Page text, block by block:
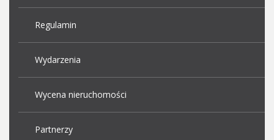
Regulamin
Wydarzenia
Wycena nieruchomości
Partnerzy